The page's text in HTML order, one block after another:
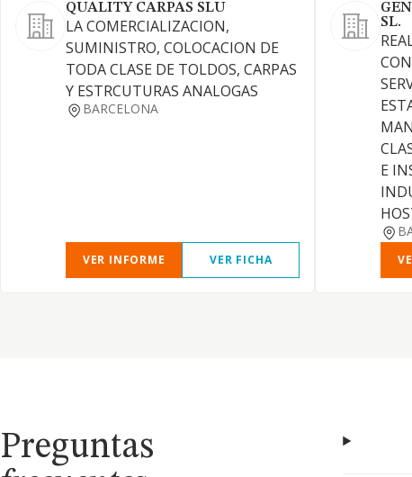
QUALITY CARPAS SLU
LA COMERCIALIZACION,
SUMINISTRO, COLOCACION DE
TODA CLASE DE TOLDOS, CARPAS
Y ESTRCUTURAS ANALOGAS
BARCELONA
VER INFORME VER FICHA
SL.
E
Preguntas